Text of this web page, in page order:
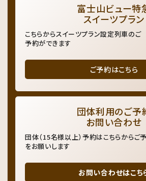
富士山ビュー特
スイーツプラン
こちらからスイーツプラン設定列車のご
予約ができます
ご予約はこちら
団体利用のご予
お問い合わせ
団体（15名様以上）予約はこちらからご
をお願いします
お問い合わせはこち